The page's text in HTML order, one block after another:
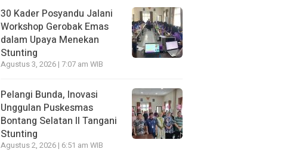
30 Kader Posyandu Jalani
Workshop Gerobak Emas
dalam Upaya Menekan
Stunting
Agustus 3, 2026 | 7:07 am WIB
Pelangi Bunda, Inovasi
Unggulan Puskesmas
Bontang Selatan II Tangani
Stunting
Agustus 2, 2026 | 6:51 am WIB